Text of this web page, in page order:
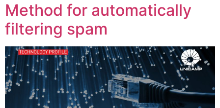
Method for automatically
filtering spam